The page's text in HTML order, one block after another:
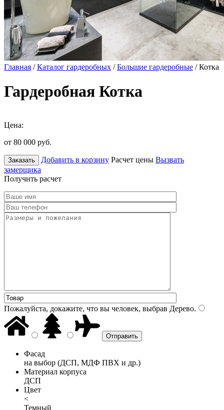
Главная /Каталог гардеробных /Большие гардеробные / Котка
Гардеробная Котка
Цена:
от 80 000 руб.
Заказать Добавить в корзину Расчет цены Вызвать
замерщика
Получить расчет
Пожалуйста, докажите, что вы человек, выбрав Дерево.
Фасад
на выбор (ДСП, МДФ ПВХ и др.)
Материал корпуса
ДСП
Цвет
<
Темный